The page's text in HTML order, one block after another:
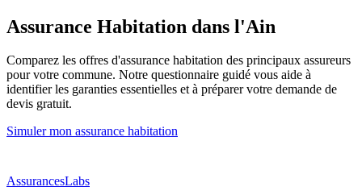
Assurance Habitation dans l'Ain
Comparez les offres d'assurance habitation des principaux assureurs
pour votre commune. Notre questionnaire guidé vous aide à
identifier les garanties essentielles et à préparer votre demande de
devis gratuit.
Simuler mon assurance habitation
AssurancesLabs